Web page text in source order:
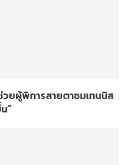
ยผู้พิการสายตาชมเทนนิส
”